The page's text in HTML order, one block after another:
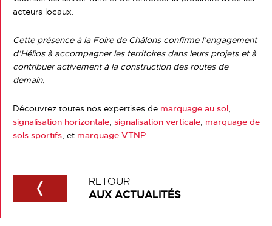
acteurs locaux.
Cette présence à la Foire de Châlons confirme l’engagement
d’Hélios à accompagner les territoires dans leurs projets et à
contribuer activement à la construction des routes de
demain.
Découvrez toutes nos expertises de marquage au sol,
signalisation horizontale, signalisation verticale, marquage de
sols sportifs, et marquage VTNP
RETOUR
AUX ACTUALITÉS